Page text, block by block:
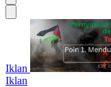
Iklan
Iklan